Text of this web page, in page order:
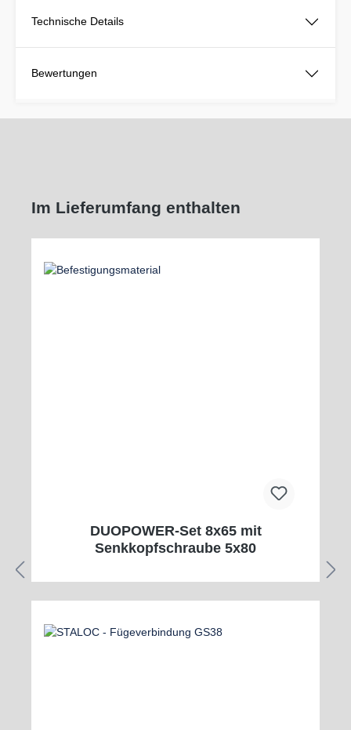
Technische Details
Bewertungen
Im Lieferumfang enthalten
DUOPOWER-Set 8x65 mit
Senkkopfschraube 5x80